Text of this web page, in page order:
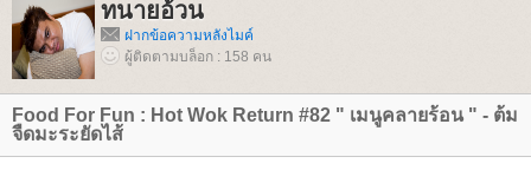
ทนายอ้วน
ฝากข้อความหลังไมค์
ผู้ติดตามบล็อก : 158 คน
Food For Fun : Hot Wok Return #82 " เมนูคลายร้อน " - ต้ม
จืดมะระยัดไส้